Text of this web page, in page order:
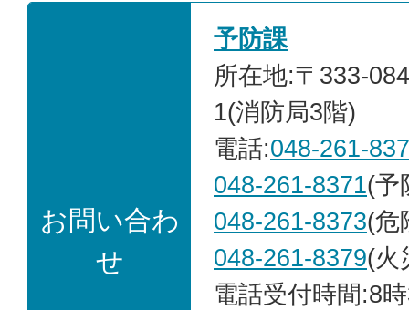
お問い合わ
せ
予防課
所在地:〒333-
1(消防局3階)
電話:048-261-
048-261-8371(予
048-261-8373(危
048-261-8379(火
電話受付時間:8